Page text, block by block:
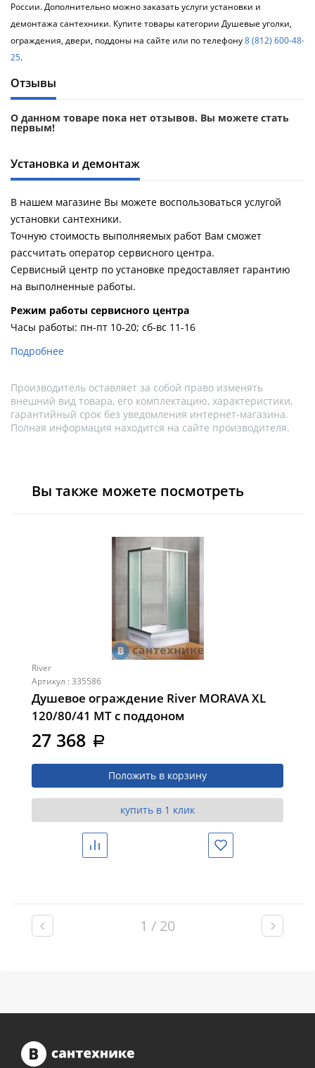
России. Дополнительно можно заказать услуги установки и
демонтажа сантехники. Купите товары категории Душевые уголки,
ограждения, двери, поддоны на сайте или по телефону8 (812) 600-48-
25.
Отзывы
О данном товаре пока нет отзывов. Вы можете стать
первым!
Установка и демонтаж
В нашем магазине Вы можете воспользоваться услугой
установки сантехники.
Точную стоимость выполняемых работ Вам сможет
рассчитать оператор сервисного центра.
Сервисный центр по установке предоставляет гарантию
на выполненные работы.
Pежим работы сервисного центра
Часы работы: пн-пт 10-20; сб-вс 11-16
Подробнее
Производитель оставляет за собой право изменять
внешний вид товара, его комплектацию, характеристики,
гарантийный срок без уведомления интернет-магазина.
Полная информация находится на сайте производителя.
Вы также можете посмотреть
River
Артикул : 335586
Душевое ограждение River MORAVA XL
120/80/41 MT с поддоном
27 368 a
Положить в корзину
купить в 1 клик
Сравнить Избранное
1 / 20